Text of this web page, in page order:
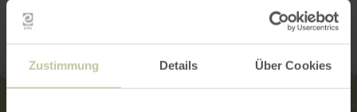
Zustimmung Details Über Cookies